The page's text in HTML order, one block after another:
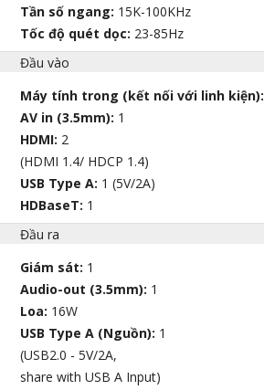
Tần số ngang: 15K-100KHz
Tốc độ quét dọc: 23-85Hz
Đầu vào
Máy tính trong (kết nối với linh kiện):
AV in (3.5mm): 1
HDMI: 2
(HDMI 1.4/ HDCP 1.4)
USB Type A: 1 (5V/2A)
HDBaseT: 1
Đầu ra
Giám sát: 1
Audio-out (3.5mm): 1
Loa: 16W
USB Type A (Nguồn): 1
(USB2.0 - 5V/2A,
share with USB A Input)